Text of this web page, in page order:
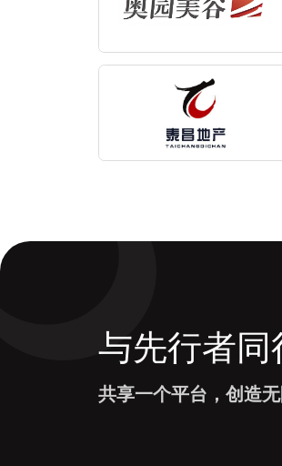
与先行者同
共享一个平台，创造